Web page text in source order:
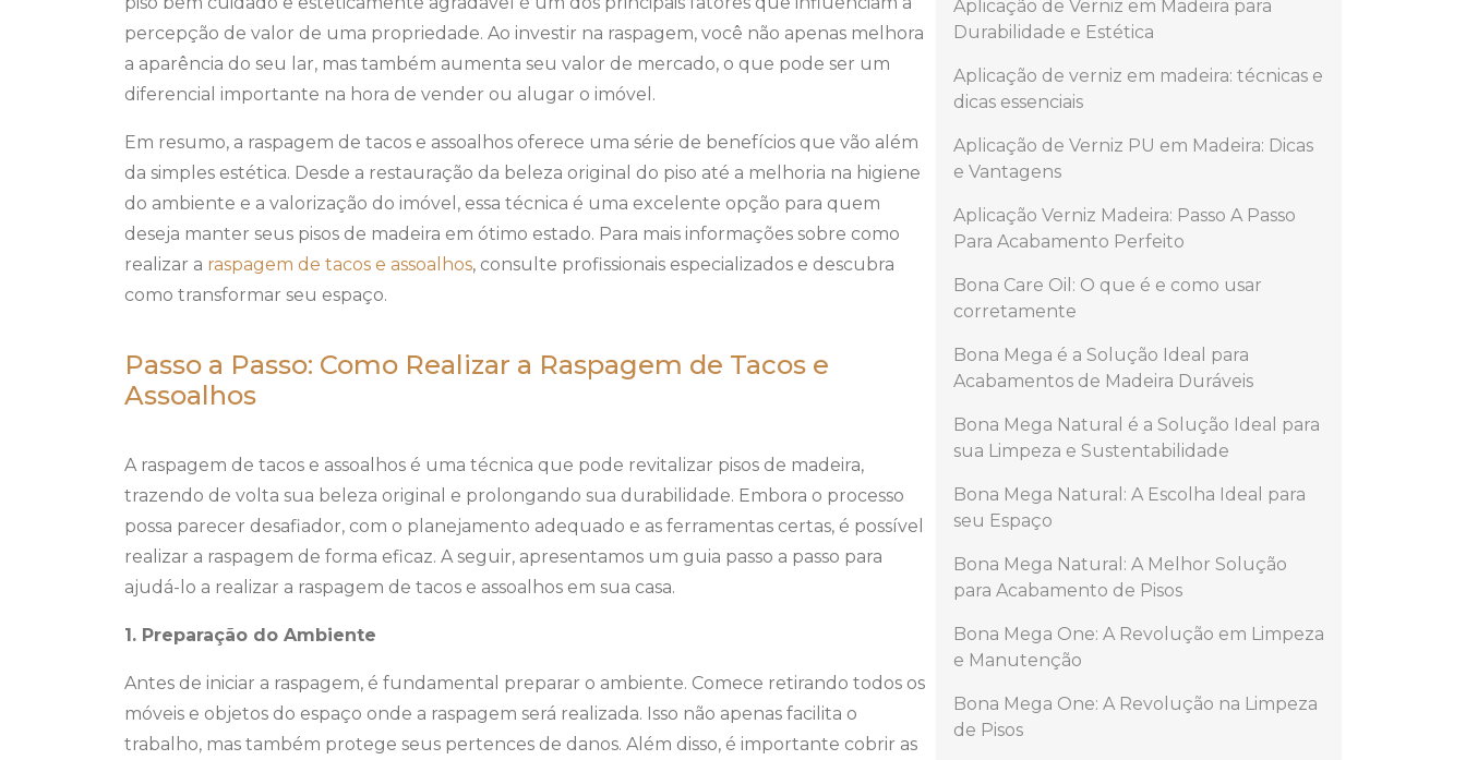
percepção de valor de uma propriedade. Ao investir na raspagem, você não apenas melhora
a aparência do seu lar, mas também aumenta seu valor de mercado, o que pode ser um
diferencial importante na hora de vender ou alugar o imóvel.
Em resumo, a raspagem de tacos e assoalhos oferece uma série de benefícios que vão além
da simples estética. Desde a restauração da beleza original do piso até a melhoria na higiene
do ambiente e a valorização do imóvel, essa técnica é uma excelente opção para quem
deseja manter seus pisos de madeira em ótimo estado. Para mais informações sobre como
realizar a raspagem de tacos e assoalhos, consulte profissionais especializados e descubra
como transformar seu espaço.
Passo a Passo: Como Realizar a Raspagem de Tacos e
Assoalhos
A raspagem de tacos e assoalhos é uma técnica que pode revitalizar pisos de madeira,
trazendo de volta sua beleza original e prolongando sua durabilidade. Embora o processo
possa parecer desafiador, com o planejamento adequado e as ferramentas certas, é possível
realizar a raspagem de forma eficaz. A seguir, apresentamos um guia passo a passo para
ajudá-lo a realizar a raspagem de tacos e assoalhos em sua casa.
1. Preparação do Ambiente
Antes de iniciar a raspagem, é fundamental preparar o ambiente. Comece retirando todos os
móveis e objetos do espaço onde a raspagem será realizada. Isso não apenas facilita o
trabalho, mas também protege seus pertences de danos. Além disso, é importante cobrir as
Aplicação de Verniz em Madeira para
Durabilidade e Estética
Aplicação de verniz em madeira: técnicas e
dicas essenciais
Aplicação de Verniz PU em Madeira: Dicas
e Vantagens
Aplicação Verniz Madeira: Passo A Passo
Para Acabamento Perfeito
Bona Care Oil: O que é e como usar
corretamente
Bona Mega é a Solução Ideal para
Acabamentos de Madeira Duráveis
Bona Mega Natural é a Solução Ideal para
sua Limpeza e Sustentabilidade
Bona Mega Natural: A Escolha Ideal para
seu Espaço
Bona Mega Natural: A Melhor Solução
para Acabamento de Pisos
Bona Mega One: A Revolução em Limpeza
e Manutenção
Bona Mega One: A Revolução na Limpeza
de Pisos